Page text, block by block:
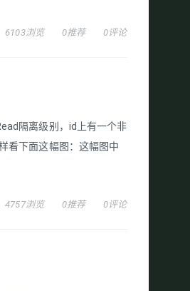
6103浏览 0推荐 0评论
隔离级别，id上有一个非
看下面这幅图：这幅图中
4757浏览 0推荐 0评论